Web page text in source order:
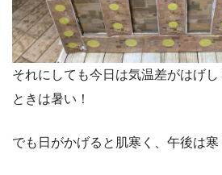
それにしても今日は気温差がはげ
ときは暑い！
でも日がかげると肌寒く、午後は寒